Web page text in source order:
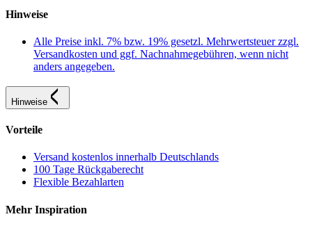
Hinweise
Alle Preise inkl. 7% bzw. 19% gesetzl. Mehrwertsteuer zzgl.
Versandkosten und ggf. Nachnahmegebühren, wenn nicht
anders angegeben.
Hinweise
Vorteile
Versand kostenlos innerhalb Deutschlands
100 Tage Rückgaberecht
Flexible Bezahlarten
Mehr Inspiration